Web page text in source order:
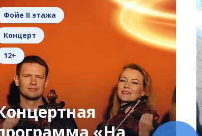
Фойе II этажа
Концерт
12+